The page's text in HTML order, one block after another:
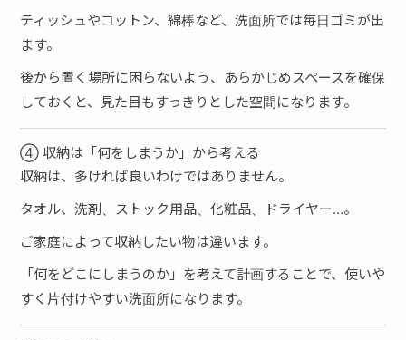
ティッシュやコットン、綿棒など、洗面所では毎日ゴミが出
ます。
後から置く場所に困らないよう、あらかじめスペースを確保
しておくと、見た目もすっきりとした空間になります。
④ 収納は「何をしまうか」から考える
収納は、多ければ良いわけではありません。
タオル、洗剤、ストック用品、化粧品、ドライヤー…。
ご家庭によって収納したい物は違います。
「何をどこにしまうのか」を考えて計画することで、使いや
すく片付けやすい洗面所になります。